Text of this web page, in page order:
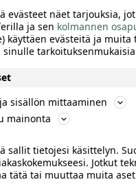
SUOSITTELE
evästeet näet tarjouksia,
ja sen kolmannen
käyttäen evästeitä ja
sisällön mittaaminen
mainonta
sallit tietojesi käsittelyn.
Jotkut
tätä tai muuttaa muita